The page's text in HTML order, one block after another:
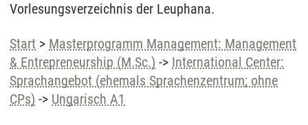
Vorlesungsverzeichnis der Leuphana.
Start > Masterprogramm Management: Management
& Entrepreneurship (M.Sc.) -> International Center:
Sprachangebot (ehemals Sprachenzentrum; ohne
CPs) -> Ungarisch A1